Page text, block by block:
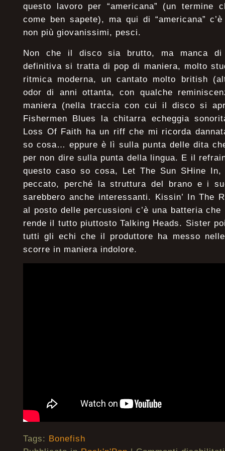
questo lavoro per “americana” (un termine
come ben sapete), ma qui di “americana”
non più giovanissimi, pesci.
Non che il disco sia brutto, ma manca
definitiva si tratta di pop di maniera, molto
ritmica moderna, un cantato molto british
odor di anni ottanta, con qualche
maniera (nella traccia con cui il disco si
Fishermen Blues la chitarra echeggia
Loss Of Faith ha un riff che mi ricorda
so cosa… eppure è lì sulla punta delle dita
per non dire sulla punta della lingua. E il
questo caso so cosa, Let The Sun SHine
peccato, perché la struttura del brano e i
sarebbero anche interessanti. Kissin’ In The
al posto delle percussioni c’è una batteria
rende il tutto piuttosto Talking Heads. Sister
tutti gli echi che il produttore ha messo
scorre in maniera indolore.
Tags: Bonefish